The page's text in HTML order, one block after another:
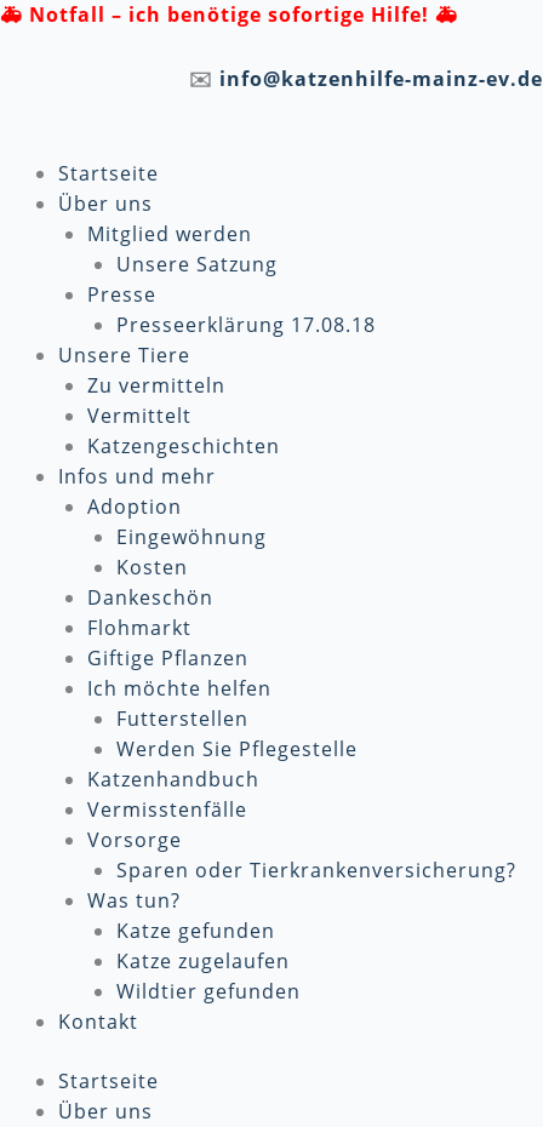
Zum
🚑 Notfall – ich benötige sofortige Hilfe! 🚑
✉️ info@katzenhilfe-mainz-ev.de
Startseite
Über uns
Mitglied werden
Unsere Satzung
Presse
Presseerklärung 17.08.18
Unsere Tiere
Zu vermitteln
Vermittelt
Katzengeschichten
Infos und mehr
Adoption
Eingewöhnung
Kosten
Dankeschön
Flohmarkt
Giftige Pflanzen
Ich möchte helfen
Futterstellen
Werden Sie Pflegestelle
Katzenhandbuch
Vermisstenfälle
Vorsorge
Sparen oder Tierkrankenversicherung?
Was tun?
Katze gefunden
Katze zugelaufen
Wildtier gefunden
Kontakt
Startseite
Über uns